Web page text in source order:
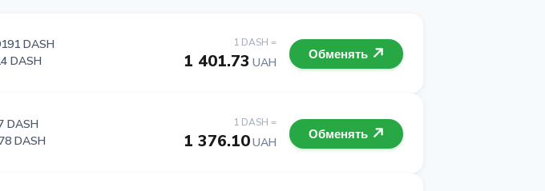
1 DASH =
1 401.73 UAH
DASH
DASH Обменять
1 DASH =
1 376.10UAH
DASH
DASH Обменять